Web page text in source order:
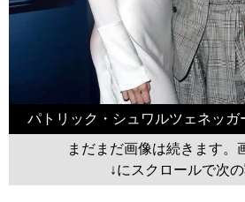
パトリック・シュワルツェネッガ
まだまだ画像は続きます。
↓にスクロールで次